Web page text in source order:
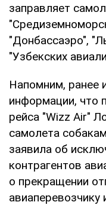
заправляет
"Донбассаэро",
"Узбекских
Напомним, ранее
информации, что
рейса "Wizz Аir"
самолета
заявила об
контрагентов
о прекращении
авиаперевозчику